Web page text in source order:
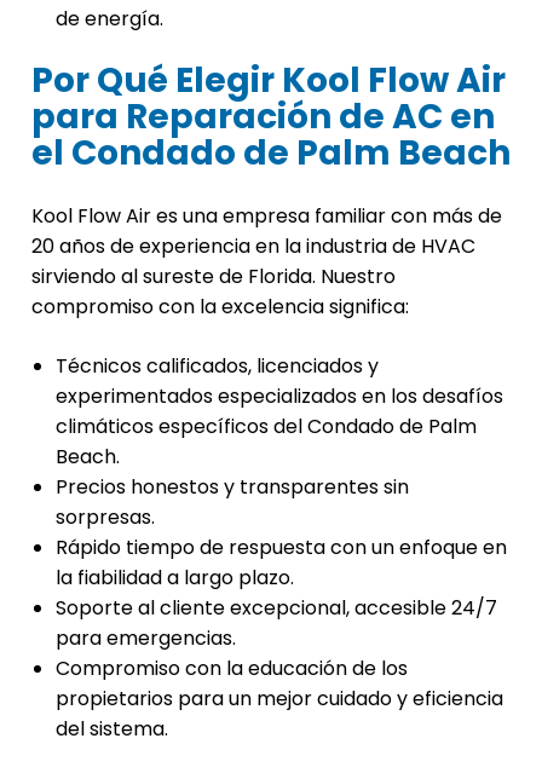
de energía.
Por Qué Elegir Kool Flow Air
para Reparación de AC en
el Condado de Palm Beach
Kool Flow Air es una empresa familiar con más de
20 años de experiencia en la industria de HVAC
sirviendo al sureste de Florida. Nuestro
compromiso con la excelencia significa:
Técnicos calificados, licenciados y
experimentados especializados en los desafíos
climáticos específicos del Condado de Palm
Beach.
Precios honestos y transparentes sin
sorpresas.
Rápido tiempo de respuesta con un enfoque en
la fiabilidad a largo plazo.
Soporte al cliente excepcional, accesible 24/7
para emergencias.
Compromiso con la educación de los
propietarios para un mejor cuidado y eficiencia
del sistema.